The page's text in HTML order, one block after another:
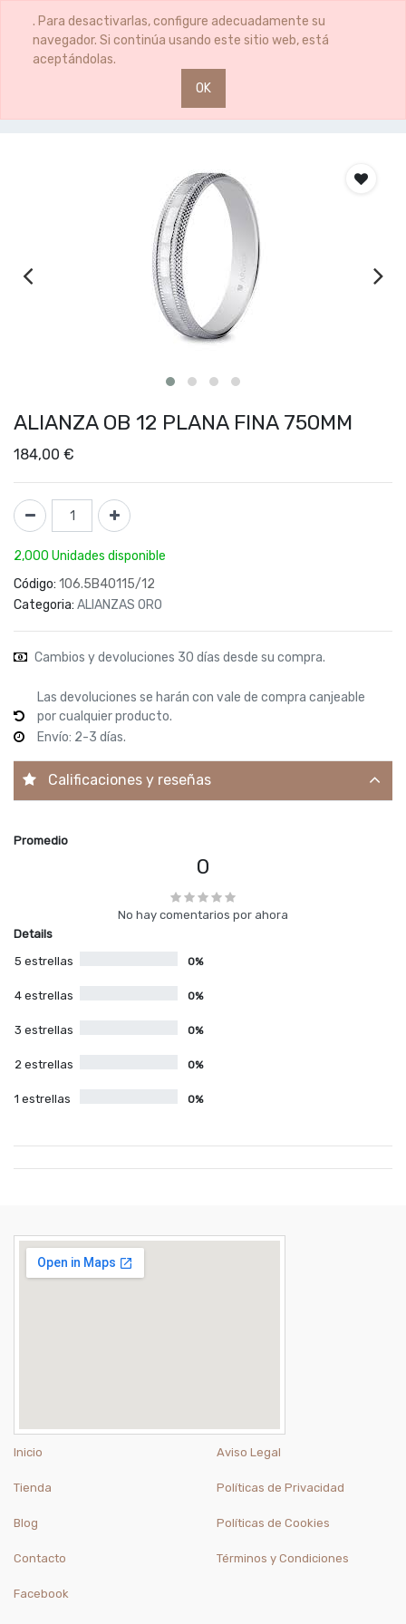
. Para desactivarlas, configure adecuadamente su
navegador. Si continúa usando este sitio web, está
aceptándolas.
OK
0 0
ALIANZA OB 12 PLANA FINA 750MM
ALIANZA OB 12 PLANA FINA 750MM
184,00 €
2,000 Unidades disponible
Código: 106.5B40115/12
Categoria: ALIANZAS ORO
Cambios y devoluciones 30 días desde su compra.
Las devoluciones se harán con vale de compra canjeable
por cualquier producto.
Envío: 2-3 días.
Calificaciones y reseñas
Promedio
0
No hay comentarios por ahora
Details
5 estrellas
0%
4 estrellas 0%
3 estrellas 0%
2 estrellas 0%
1 estrellas 0%
Inicio
Tienda
Blog
Contacto
Aviso Legal
Políticas de Privacidad
Políticas de Cookies
Términos y Condiciones
Facebook